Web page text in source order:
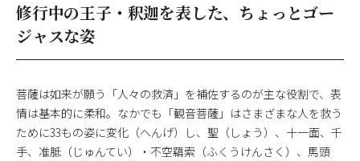
修行中の王子・釈迦を表した、ちょっとゴー
ジャスな姿
菩薩は如来が願う「人々の救済」を補佐するのが主な役割で、表
情は基本的に柔和。なかでも「観音菩薩」はさまざまな人を救う
ために33もの姿に変化（へんげ）し、聖（しょう）、十一面、千
手、准胝（じゅんてい）・不空羂索（ふくうけんさく）、馬頭